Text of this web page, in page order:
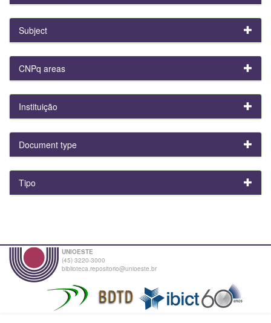
Subject
CNPq areas
Instituição
Document type
Tipo
UNIOESTE
(45) 3220-3000
biblioteca.repositorio@unioeste.br